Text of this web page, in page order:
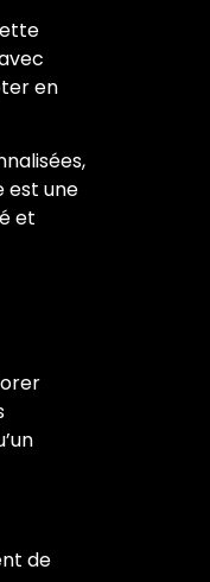
en
est une
et
de